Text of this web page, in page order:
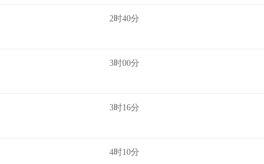
2时40分
3时00分
3时16分
4时10分